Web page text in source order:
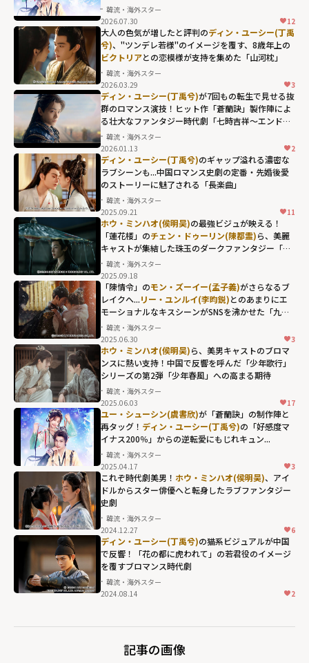
韓流・海外スター
2026.07.30
12
ビクトリアとの
恋模様が支持を
集めた「山河
枕」"
width="304"
height="203"
loading="lazy"
fetchpriority="h
igh">
大人の色気が増したと評判のディン・ユーシー(丁禹
兮)、"ツンデレ若様"のイメージを覆す、8歳年上の
ビクトリアとの恋模様が支持を集めた「山河枕」
韓流・海外スター
2026.03.29
3
ディン・ユーシー(丁禹兮)が7回もの転生で見せる抜
群のロマンス演技！ヒット作「蒼蘭訣」製作陣によ
る壮大なファンタジー時代劇「七時吉祥～エンドレ
ス・ラブ～」
韓流・海外スター
2026.01.13
2
ディン・ユーシー(丁禹兮)のギャップ溢れる濃密な
ラブシーンも...中国ロマンス史劇の定番・先婚後愛
のストーリーに魅了される「長楽曲」
韓流・海外スター
2025.09.21
11
ホウ・ミンハオ(侯明昊)の最強ビジュが映える！
「蓮花楼」のチェン・ドゥーリン(陳都霊)ら、美麗
キャストが集結した珠玉のダークファンタジー「大
夢帰離」
韓流・海外スター
2025.09.18
「陳情令」のモン・ズーイー(孟子義)がさらなるブ
レイクへ...リー・ユンルイ(李昀鋭)とのあまりにエ
モーショナルなキスシーンがSNSを沸かせた「九重
紫」の名場面
韓流・海外スター
2025.06.30
3
ホウ・ミンハオ(侯明昊)ら、美男キャストのブロマ
ンスに熱い支持！中国で反響を呼んだ「少年歌行」
シリーズの第2弾「少年春風」への高まる期待
韓流・海外スター
2025.06.03
17
ユー・シューシン(虞書欣)が「蒼蘭訣」の制作陣と
再タッグ！ ディン・ユーシー(丁禹兮)の「好感度マ
イナス200％」からの逆転愛にもじれキュン...
韓流・海外スター
2025.04.17
3
これぞ時代劇美男！ ホウ・ミンハオ(侯明昊)、アイ
ドルからスター俳優へと転身したラブファンタジー
史劇
韓流・海外スター
2024.12.27
6
ディン・ユーシー(丁禹兮)の猫系ビジュアルが中国
で反響！「花の都に虎われて」の若君役のイメージ
を覆すブロマンス時代劇
韓流・海外スター
2024.08.14
2
記事の画像